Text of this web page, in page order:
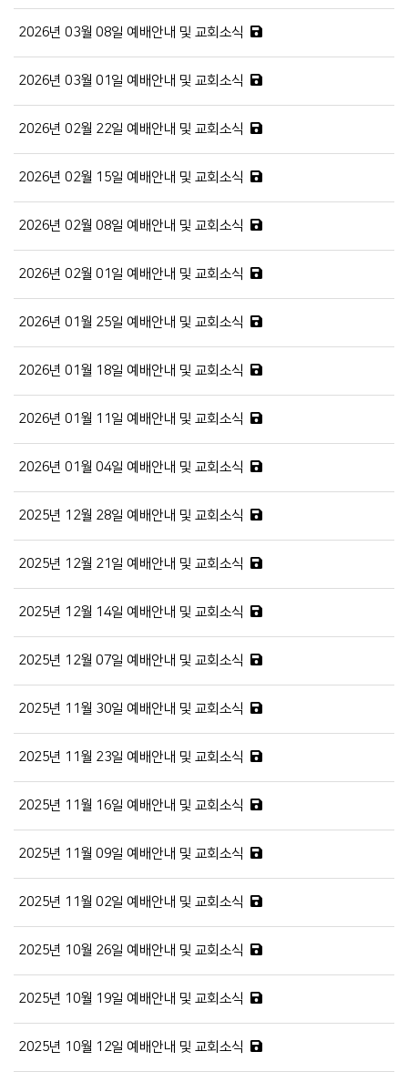
2026년 03월 08일 예배안내 및 교회소식
2026년 03월 01일 예배안내 및 교회소식
2026년 02월 22일 예배안내 및 교회소식
2026년 02월 15일 예배안내 및 교회소식
2026년 02월 08일 예배안내 및 교회소식
2026년 02월 01일 예배안내 및 교회소식
2026년 01월 25일 예배안내 및 교회소식
2026년 01월 18일 예배안내 및 교회소식
2026년 01월 11일 예배안내 및 교회소식
2026년 01월 04일 예배안내 및 교회소식
2025년 12월 28일 예배안내 및 교회소식
2025년 12월 21일 예배안내 및 교회소식
2025년 12월 14일 예배안내 및 교회소식
2025년 12월 07일 예배안내 및 교회소식
2025년 11월 30일 예배안내 및 교회소식
2025년 11월 23일 예배안내 및 교회소식
2025년 11월 16일 예배안내 및 교회소식
2025년 11월 09일 예배안내 및 교회소식
2025년 11월 02일 예배안내 및 교회소식
2025년 10월 26일 예배안내 및 교회소식
2025년 10월 19일 예배안내 및 교회소식
2025년 10월 12일 예배안내 및 교회소식